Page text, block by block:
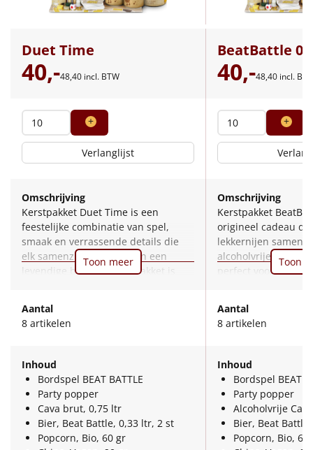
Hitster NIEUW
Pizzarette
Tas
Wake up light
NIEUW
Borrelplank
Slowcooker POPULAIR
Noodradio NIEUW
Deken (fleece plaid)
Alle artikelen
Ideeën
Personeel
Doe het zelf
Duet Time
40,-48,40 incl. BTW
Verlanglijst
Omschrijving
Kerstpakket Duet Time is een
feestelijke combinatie van spel,
smaak en verrassende details die
elk samenzijn verandert in een
levendige beleving. Het pakket is
waarbij lachen, muziek en proeven
centraal staan. Met een mix van
accenten wordt dit cadeau een
herinnering die veel langer blijft
hangen dan de feestdagen alleen.
Herken de hit in
Toon meer
Aantal
8 artikelen
Inhoud
Bordspel BEAT BATTLE
Party popper
Cava brut, 0,75 ltr
Bier, Beat Battle, 0,33 ltr, 2 st
Popcorn, Bio, 60 gr
BeatBattle
40,-48,40 incl.
Omschrijving
Kerstpakket
origineel cadeau
lekkernijen
alcoholvrije variant.
perfect voor wie
combineert
en smaak in een
Teams,
partyspel
De kern van dit
partyspel Beat
Toon
Aantal
8 artikelen
Inhoud
Bordspel BEAT
Party popper
Alcoholvrije
Bier, Beat
Popcorn, Bio, 60